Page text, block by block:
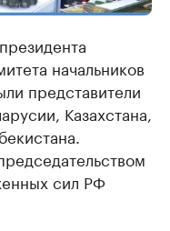
начальников
представители
Казахстана,
сил РФ